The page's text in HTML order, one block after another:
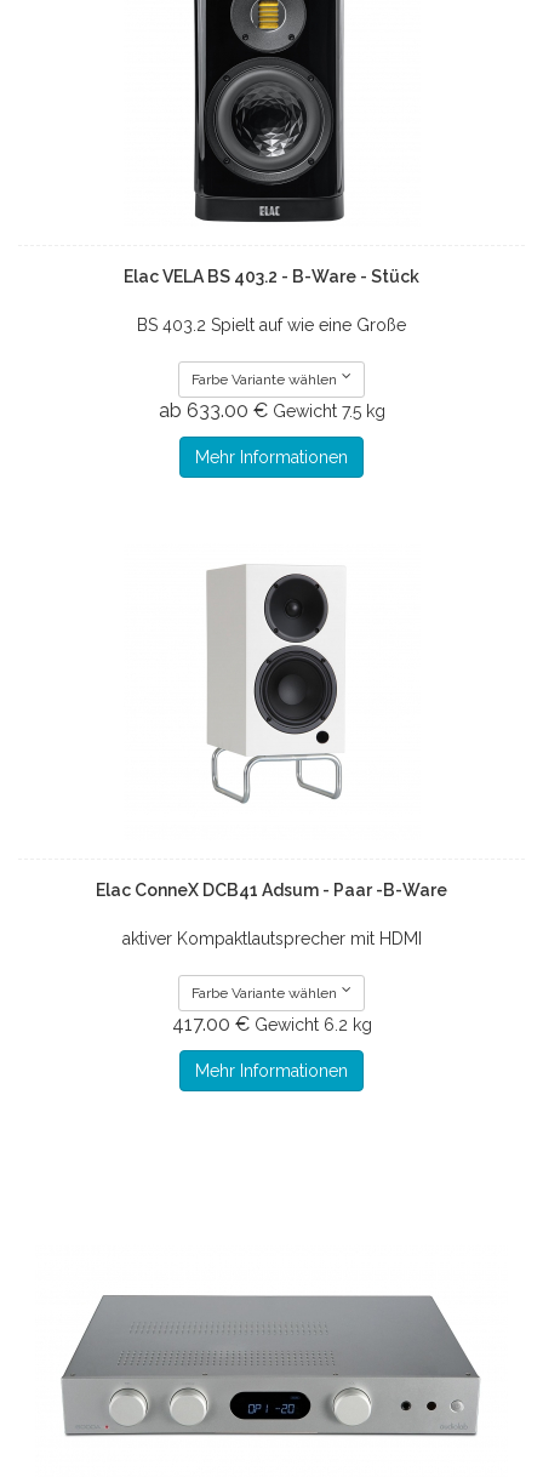
Elac VELA BS 403.2 - B-Ware - Stück
BS 403.2 Spielt auf wie eine Große
Farbe Variante wählen
ab 633.00 € Gewicht 7.5 kg
Mehr Informationen
Elac ConneX DCB41 Adsum - Paar -B-Ware
aktiver Kompaktlautsprecher mit HDMI
Farbe Variante wählen
417.00 € Gewicht 6.2 kg
Mehr Informationen